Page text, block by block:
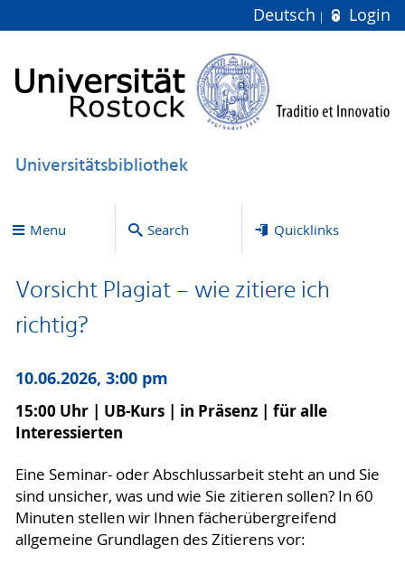
Deutsch Login
Universitätsbibliothek
Menu Search Quicklinks
Vorsicht Plagiat – wie zitiere ich
richtig?
10.06.2026, 3:00 pm
15:00 Uhr | UB-Kurs | in Präsenz | für alle
Interessierten
Eine Seminar- oder Abschlussarbeit steht an und Sie
sind unsicher, was und wie Sie zitieren sollen? In 60
Minuten stellen wir Ihnen fächerübergreifend
allgemeine Grundlagen des Zitierens vor: